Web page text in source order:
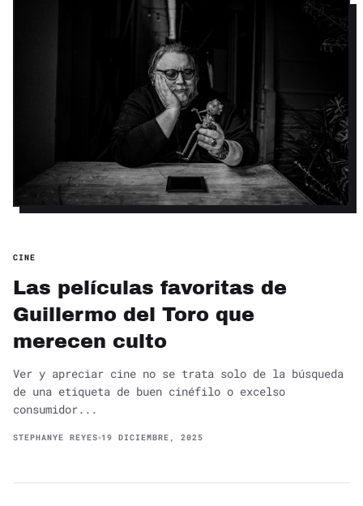
CINE
Las películas favoritas de
Guillermo del Toro que
merecen culto
Ver y apreciar cine no se trata solo de la búsqueda
de una etiqueta de buen cinéfilo o excelso
consumidor...
STEPHANYE REYES 19 DICIEMBRE, 2025